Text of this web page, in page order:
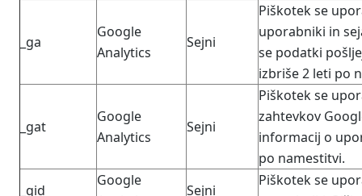
_ga
Google
Analytics
Sejni
Piškotek se
uporabniki in
se podatki
izbriše 2 leti po
_gat
Google
Analytics
Sejni
Piškotek se
zahtevkov
informacij o
po namestitvi.
_gid
Google
Sejni
Piškotek se